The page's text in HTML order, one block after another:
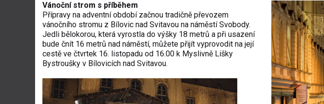
Vánoční strom s příběhem
Přípravy na adventní období začnou tradičně převozem
vánočního stromu z Bílovic nad Svitavou na náměstí Svobody.
Jedli bělokorou, která vyrostla do výšky 18 metrů a při usazení
bude čnít 16 metrů nad náměstí, můžete přijít vyprovodit na její
cestě ve čtvrtek 16. listopadu od 16.00 k Myslivně Lišky
Bystroušky v Bílovicích nad Svitavou.